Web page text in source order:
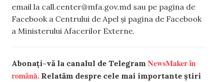
email la call.center@mfa.gov.md sau pe pagina de
Facebook a Centrului de Apel și pagina de Facebook
a Ministerului Afacerilor Externe.
Abonați-vă la canalul de Telegram NewsMaker în
română. Relatăm despre cele mai importante știri